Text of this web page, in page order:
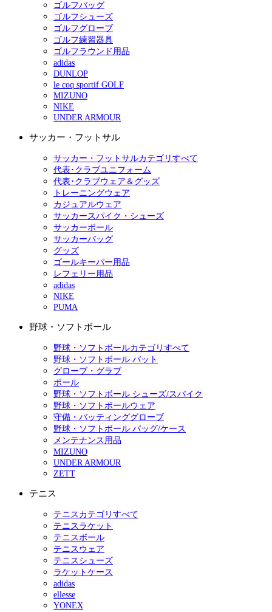
ゴルフバッグ
ゴルフシューズ
ゴルフグローブ
ゴルフ練習器具
ゴルフラウンド用品
adidas
DUNLOP
le coq sportif GOLF
MIZUNO
NIKE
UNDER ARMOUR
サッカー・フットサル
サッカー・フットサルカテゴリすべて
代表･クラブユニフォーム
代表･クラブウェア＆グッズ
トレーニングウェア
カジュアルウェア
サッカースパイク・シューズ
サッカーボール
サッカーバッグ
グッズ
ゴールキーパー用品
レフェリー用品
adidas
NIKE
PUMA
野球・ソフトボール
野球・ソフトボールカテゴリすべて
野球・ソフトボール バット
グローブ・グラブ
ボール
野球・ソフトボール シューズ/スパイク
野球・ソフトボールウェア
守備・バッティンググローブ
野球・ソフトボール バッグ/ケース
メンテナンス用品
MIZUNO
UNDER ARMOUR
ZETT
テニス
テニスカテゴリすべて
テニスラケット
テニスボール
テニスウェア
テニスシューズ
ラケットケース
adidas
ellesse
YONEX